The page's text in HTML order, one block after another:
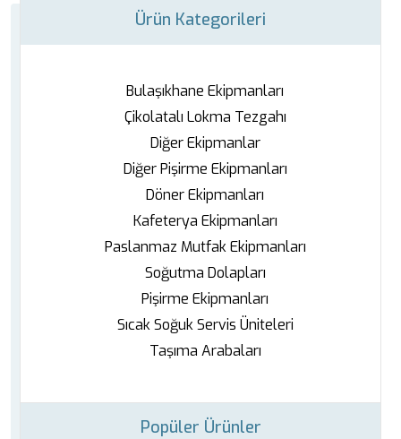
Ürün Kategorileri
Bulaşıkhane Ekipmanları
Çikolatalı Lokma Tezgahı
Diğer Ekipmanlar
Diğer Pişirme Ekipmanları
Döner Ekipmanları
Kafeterya Ekipmanları
Paslanmaz Mutfak Ekipmanları
Soğutma Dolapları
Pişirme Ekipmanları
Sıcak Soğuk Servis Üniteleri
Taşıma Arabaları
Popüler Ürünler